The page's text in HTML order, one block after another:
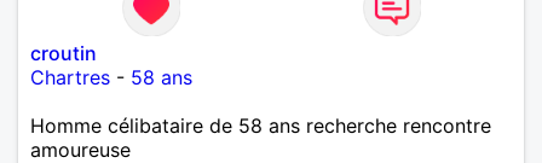
croutin
Chartres - 58 ans
Homme célibataire de 58 ans recherche rencontre
amoureuse